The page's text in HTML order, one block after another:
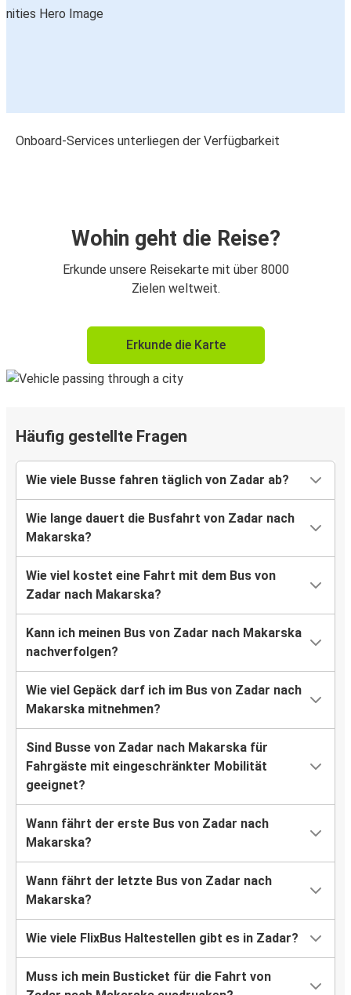
Onboard-Services unterliegen der Verfügbarkeit
Wohin geht die Reise?
Erkunde unsere Reisekarte mit über 8000
Zielen weltweit.
Erkunde die Karte
Häufig gestellte Fragen
Wie viele Busse fahren täglich von Zadar ab?
Wie lange dauert die Busfahrt von Zadar nach
Makarska?
Wie viel kostet eine Fahrt mit dem Bus von
Zadar nach Makarska?
Kann ich meinen Bus von Zadar nach Makarska
nachverfolgen?
Wie viel Gepäck darf ich im Bus von Zadar nach
Makarska mitnehmen?
Sind Busse von Zadar nach Makarska für
Fahrgäste mit eingeschränkter Mobilität
geeignet?
Wann fährt der erste Bus von Zadar nach
Makarska?
Wann fährt der letzte Bus von Zadar nach
Makarska?
Wie viele FlixBus Haltestellen gibt es in Zadar?
Muss ich mein Busticket für die Fahrt von